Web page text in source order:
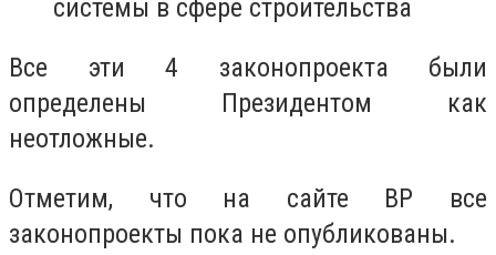
системы в сфере строительства
Все эти 4 законопроекта были
определены Президентом как
неотложные.
Отметим, что на сайте ВР все
законопроекты пока не опубликованы.